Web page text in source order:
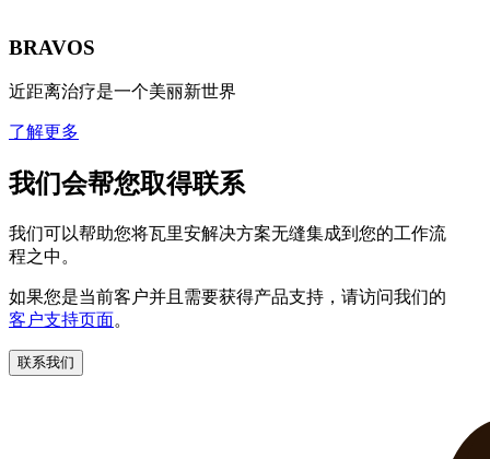
BRAVOS
近距离治疗是一个美丽新世界
了解更多
我们会帮您取得联系
我们可以帮助您将瓦里安解决方案无缝集成到您的工作流
程之中。
如果您是当前客户并且需要获得产品支持，请访问我们的
客户支持页面。
联系我们